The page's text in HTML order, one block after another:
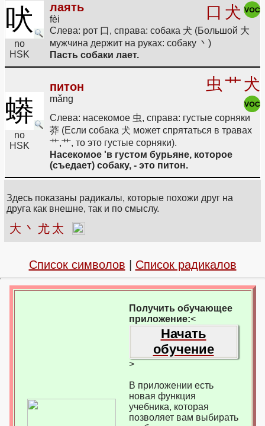
吠
no
HSK
лаять
fèi 口 犬
Слева: рот 口, справа: собака 犬 (Большой 大
мужчина держит на руках: собаку 丶)
Пасть собаки лает.
蟒
no
HSK
питон
mǎng
虫 艹犬
Слева: насекомое 虫, справа: густые сорняки
莽 (Если собака 犬 может спрятаться в травах
艹,艹, то это густые сорняки).
Насекомое 'в густом бурьяне, которое
(съедает) собаку, - это питон.
Здесь показаны радикалы, которые похожи друг на
друга как внешне, так и по смыслу.
大 丶 尤 太
Список символов Список радикалов
Получить обучающее
приложение:<
Начать
обучение
>
В приложении есть
новая функция
учебника, которая
позволяет вам выбирать